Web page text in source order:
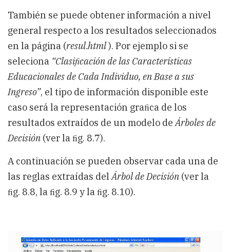
También se puede obtener información a nivel
general respecto a los resultados seleccionados
en la página (resul.html). Por ejemplo si se
seleciona “Clasiﬁcación de las Características
Educacionales de Cada Individuo, en Base a sus
Ingreso”, el tipo de información disponible este
caso será la representación graﬁca de los
resultados extraídos de un modelo deÁrboles de
Decisión (ver la ﬁg. 8.7).
A continuación se pueden observar cada una de
las reglas extraídas delÁrbol de Decisión (ver la
ﬁg. 8.8, la ﬁg. 8.9 y la ﬁg. 8.10).